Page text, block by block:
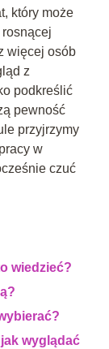
który może
więcej osób
z
podkreślić
pewność
przyjrzymy
w
czuć
wiedzieć?
wyglądać